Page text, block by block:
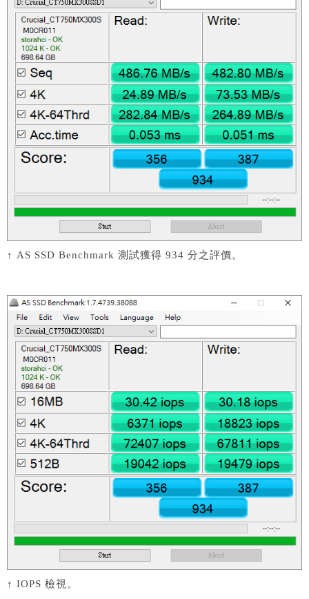
↑ AS SSD Benchmark 測試獲得 934 分之評價。
↑ IOPS 檢視。